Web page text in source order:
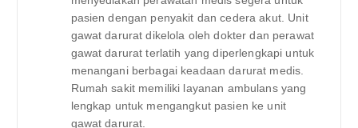
pasien dengan penyakit dan cedera akut. Unit
gawat darurat dikelola oleh dokter dan perawat
gawat darurat terlatih yang diperlengkapi untuk
menangani berbagai keadaan darurat medis.
Rumah sakit memiliki layanan ambulans yang
lengkap untuk mengangkut pasien ke unit
gawat darurat.